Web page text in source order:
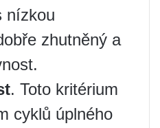
nízkou
zhutněný a
. Toto kritérium
cyklů úplného